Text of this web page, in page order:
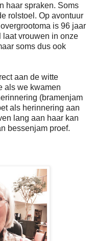
haar spraken. Soms
rolstoel. Op avontuur
is 96 jaar
vrouwen in onze
soms dus ook
aan de witte
als we kwamen
(bramenjam
als herinnering aan
lang aan haar kan
bessenjam proef.